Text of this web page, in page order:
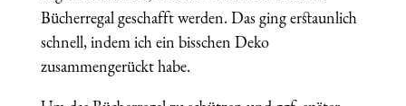
Bücherregal geschafft werden. Das ging erstaunlich
schnell, indem ich ein bisschen Deko
zusammengerückt habe.